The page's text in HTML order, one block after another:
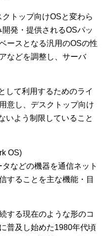
トップ向けOSと変わら
発・提供されるOSパッ
ースとなる汎用のOSの性
などを調整し、サーバ
して利用するためのライ
意し、デスクトップ向け
いよう制限していること
OS)
などの機器を通信ネット
することを主な機能・目
する現在のような形のコ
普及し始めた1980年代頃